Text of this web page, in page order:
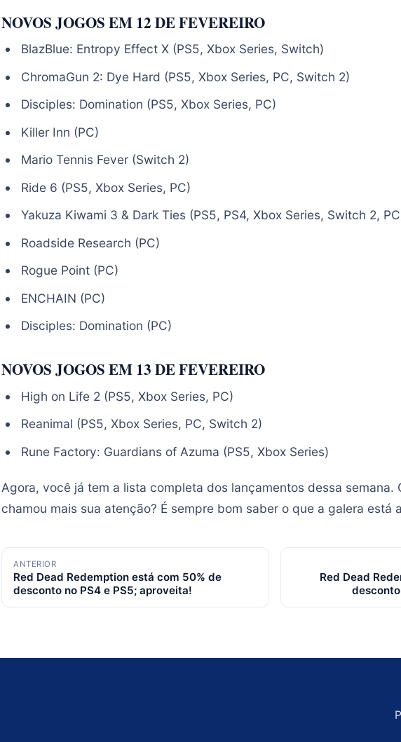
NOVOS JOGOS EM 12 DE FEVEREIRO
BlazBlue: Entropy Effect X (PS5, Xbox Series, Switch)
ChromaGun 2: Dye Hard (PS5, Xbox Series, PC, Switch 2)
Disciples: Domination (PS5, Xbox Series, PC)
Killer Inn (PC)
Mario Tennis Fever (Switch 2)
Ride 6 (PS5, Xbox Series, PC)
Yakuza Kiwami 3 & Dark Ties (PS5, PS4, Xbox Series, Switch 2,
Roadside Research (PC)
Rogue Point (PC)
ENCHAIN (PC)
Disciples: Domination (PC)
NOVOS JOGOS EM 13 DE FEVEREIRO
High on Life 2 (PS5, Xbox Series, PC)
Reanimal (PS5, Xbox Series, PC, Switch 2)
Rune Factory: Guardians of Azuma (PS5, Xbox Series)
Agora, você já tem a lista completa dos lançamentos dessa semana.
chamou mais sua atenção? É sempre bom saber o que a galera está
Navegação
de
posts
ANTERIOR
Red Dead Redemption está com 50% de
desconto no PS4 e PS5; aproveita!
Red Dead